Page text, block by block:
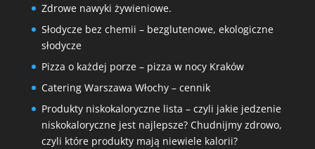
Zdrowe nawyki żywieniowe.
Słodycze bez chemii – bezglutenowe, ekologiczne
słodycze
Pizza o każdej porze – pizza w nocy Kraków
Catering Warszawa Włochy – cennik
Produkty niskokaloryczne lista – czyli jakie jedzenie
niskokaloryczne jest najlepsze? Chudnijmy zdrowo,
czyli które produkty mają niewiele kalorii?